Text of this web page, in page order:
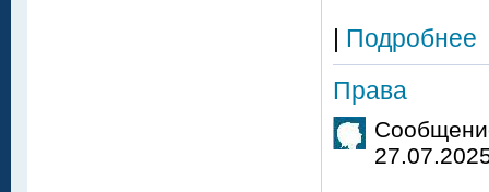
| Подробнее
Права